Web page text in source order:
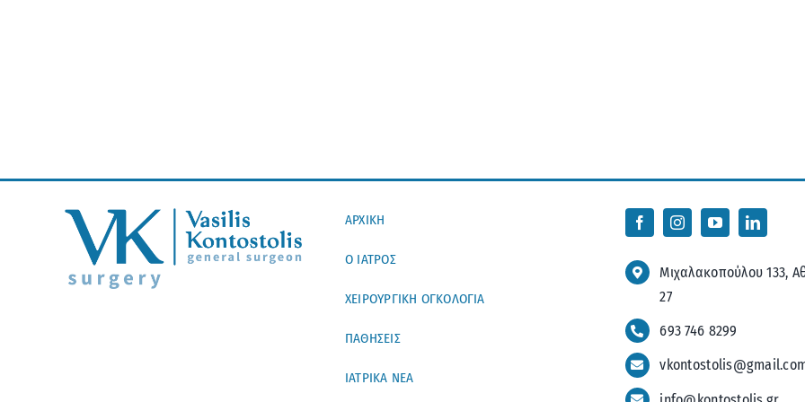
ΑΡΧΙΚΗ
Ο ΙΑΤΡΟΣ
ΧΕΙΡΟΥΡΓΙΚΗ ΟΓΚΟΛΟΓΙΑ
ΠΑΘΗΣΕΙΣ
ΙΑΤΡΙΚΑ ΝΕΑ
Μιχαλακοπούλου 133,
27
693 746 8299